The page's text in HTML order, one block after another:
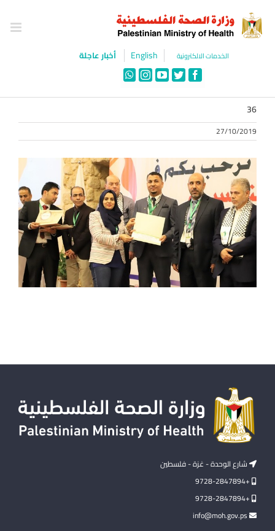
content
الخدمات الالكترونية English أخبار عاجلة
Facebook
Twitter
YouTube
Instagram
WhatsApp
36
27/10/2019
شارع الوحدة - غزة - فلسطين
+9728-2847894
+9728-2847894